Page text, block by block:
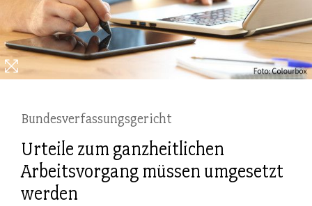
Bundesverfassungsgericht
Urteile zum ganzheitlichen
Arbeitsvorgang müssen umgesetzt
werden